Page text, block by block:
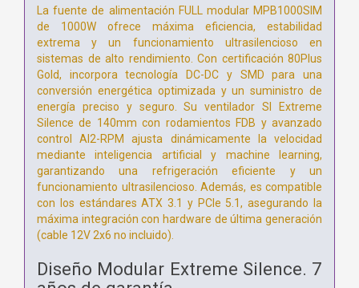
La fuente de alimentación FULL modular MPB1000SIM
de 1000W ofrece máxima eficiencia, estabilidad
extrema y un funcionamiento ultrasilencioso en
sistemas de alto rendimiento. Con certificación 80Plus
Gold, incorpora tecnología DC-DC y SMD para una
conversión energética optimizada y un suministro de
energía preciso y seguro. Su ventilador SI Extreme
Silence de 140mm con rodamientos FDB y avanzado
control AI2-RPM ajusta dinámicamente la velocidad
mediante inteligencia artificial y machine learning,
garantizando una refrigeración eficiente y un
funcionamiento ultrasilencioso. Además, es compatible
con los estándares ATX 3.1 y PCIe 5.1, asegurando la
máxima integración con hardware de última generación
(cable 12V 2x6 no incluido).
Diseño Modular Extreme Silence. 7